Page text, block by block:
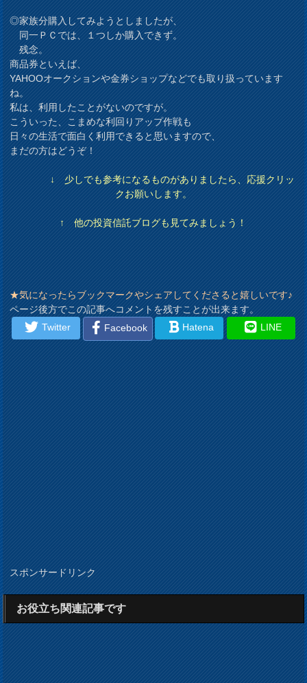
◎家族分購入してみようとしましたが、
同一ＰＣでは、１つしか購入できず。
残念。
商品券といえば、
YAHOOオークションや金券ショップなどでも取り扱っています
ね。
私は、利用したことがないのですが。
こういった、こまめな利回りアップ作戦も
日々の生活で面白く利用できると思いますので、
まだの方はどうぞ！
↓ 少しでも参考になるものがありましたら、応援クリッ
クお願いします。
↑ 他の投資信託ブログも見てみましょう！
★気になったらブックマークやシェアしてくださると嬉しいです♪
ページ後方でこの記事へコメントを残すことが出来ます。
Twitter
Facebook Hatena LINE
スポンサードリンク
お役立ち関連記事です